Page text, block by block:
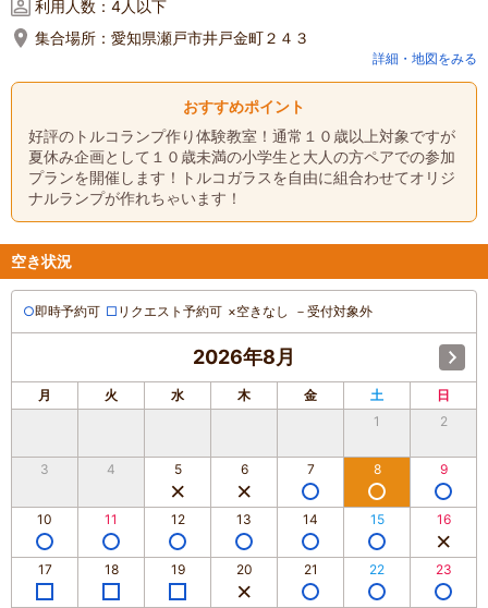
利用人数： 4人以下
集合場所： 愛知県瀬戸市井戸金町２４３
詳細・地図をみる
おすすめポイント
好評のトルコランプ作り体験教室！通常１０歳以上対象ですが
夏休み企画として１０歳未満の小学生と大人の方ペアでの参加
プランを開催します！トルコガラスを自由に組合わせてオリジ
ナルランプが作れちゃいます！
空き状況
○即時予約可 □ リクエスト予約可 ×空きなし － 受付対象外
2026年8月
月 火 水 木 金 土
日
1
2
3 4 5 6 7 8 9
10 11 12 13 14 15 16
17 18 19 20 21 22 23